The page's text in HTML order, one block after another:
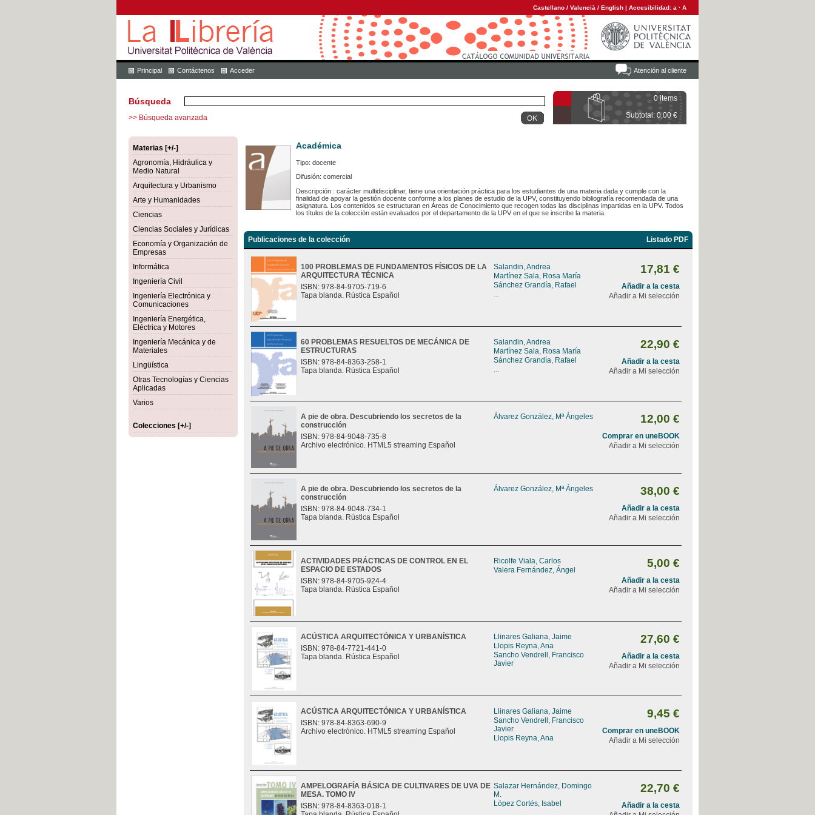
Castellano / Valencià / English | Accesibilidad: a · A
Atención al cliente
Principal Contáctenos Acceder
0 items
Subtotal: 0,00 €
Búsqueda
>> Búsqueda avanzada
Materias [+/-]
Agronomía, Hidráulica y
Medio Natural
Arquitectura y Urbanismo
Arte y Humanidades
Ciencias
Ciencias Sociales y Jurídicas
Economía y Organización de
Empresas
Informática
Ingeniería Civil
Ingeniería Electrónica y
Comunicaciones
Ingeniería Energética,
Eléctrica y Motores
Ingeniería Mecánica y de
Materiales
Lingüística
Otras Tecnologías y Ciencias
Aplicadas
Varios
Colecciones [+/-]
Académica
Tipo: docente
Difusión: comercial
Descripción : carácter multidisciplinar, tiene una orientación práctica para los estudiantes de una materia dada y cumple con la
finalidad de apoyar la gestión docente conforme a los planes de estudio de la UPV, constituyendo bibliografía recomendada de una
asignatura. Los contenidos se estructuran en Áreas de Conocimiento que recogen todas las disciplinas impartidas en la UPV. Todos
los títulos de la colección están evaluados por el departamento de la UPV en el que se inscribe la materia.
Publicaciones de la colección Listado PDF
100 PROBLEMAS DE FUNDAMENTOS FÍSICOS DE LA
ARQUITECTURA TÉCNICA
ISBN: 978-84-9705-719-6
Tapa blanda. Rústica Español
Salandin, Andrea
Martínez Sala, Rosa María
Sánchez Grandía, Rafael
...
17,81 €
Añadir a la cesta
Añadir a Mi selección
60 PROBLEMAS RESUELTOS DE MECÁNICA DE
ESTRUCTURAS
ISBN: 978-84-8363-258-1
Tapa blanda. Rústica Español
Salandin, Andrea
Martínez Sala, Rosa María
Sánchez Grandía, Rafael
...
22,90 €
Añadir a la cesta
Añadir a Mi selección
A pie de obra. Descubriendo los secretos de la
construcción
ISBN: 978-84-9048-735-8
Archivo electrónico. HTML5 streaming Español
Álvarez González, Mª Ángeles 12,00 €
Comprar en uneBOOK
Añadir a Mi selección
A pie de obra. Descubriendo los secretos de la
construcción
ISBN: 978-84-9048-734-1
Tapa blanda. Rústica Español
Álvarez González, Mª Ángeles 38,00 €
Añadir a la cesta
Añadir a Mi selección
ACTIVIDADES PRÁCTICAS DE CONTROL EN EL
ESPACIO DE ESTADOS
ISBN: 978-84-9705-924-4
Tapa blanda. Rústica Español
Ricolfe Viala, Carlos
Valera Fernández, Ángel
5,00 €
Añadir a la cesta
Añadir a Mi selección
ACÚSTICA ARQUITECTÓNICA Y URBANÍSTICA
ISBN: 978-84-7721-441-0
Tapa blanda. Rústica Español
Llinares Galiana, Jaime
Llopis Reyna, Ana
Sancho Vendrell, Francisco
Javier
27,60 €
Añadir a la cesta
Añadir a Mi selección
ACÚSTICA ARQUITECTÓNICA Y URBANÍSTICA
ISBN: 978-84-8363-690-9
Archivo electrónico. HTML5 streaming Español
Llinares Galiana, Jaime
Sancho Vendrell, Francisco
Javier
Llopis Reyna, Ana
9,45 €
Comprar en uneBOOK
Añadir a Mi selección
AMPELOGRAFÍA BÁSICA DE CULTIVARES DE UVA DE
MESA. TOMO IV
ISBN: 978-84-8363-018-1
Salazar Hernández, Domingo
M.
López Cortés, Isabel
22,70 €
Añadir a la cesta